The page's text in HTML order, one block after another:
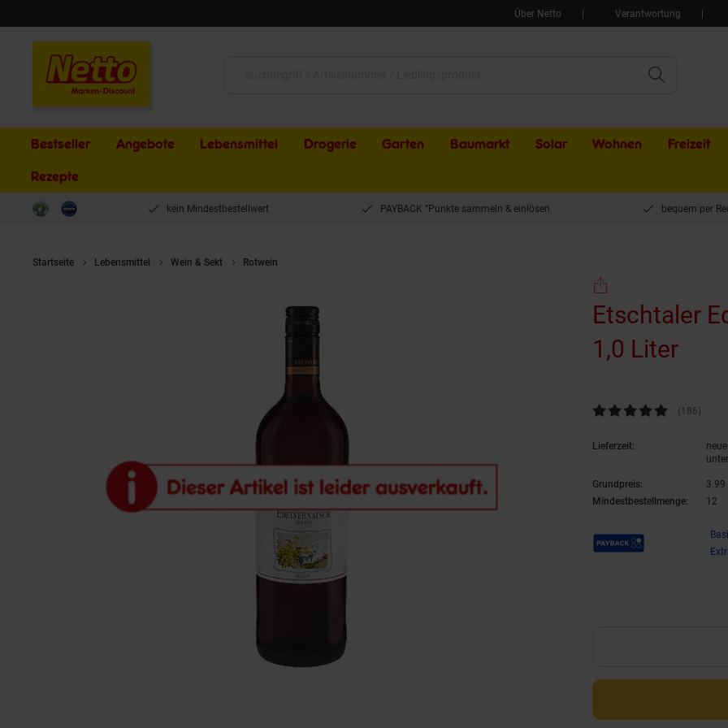
Über Netto Verantwortung
Bestseller Angebote Lebensmittel Drogerie Garten Baumarkt Solar Wohnen Freizeit
Rezepte
kein Mindestbestellwert PAYBACK °Punkte sammeln & einlösen bequem per
Startseite Lebensmittel Wein & Sekt Rotwein
Etschtaler
1,0 Liter
Kundenbewertung: 4,78 von 5
(186)
Lieferzeit:
Grundpreis: 3.99
Mindestbestellmenge:
12
Payback Punkte